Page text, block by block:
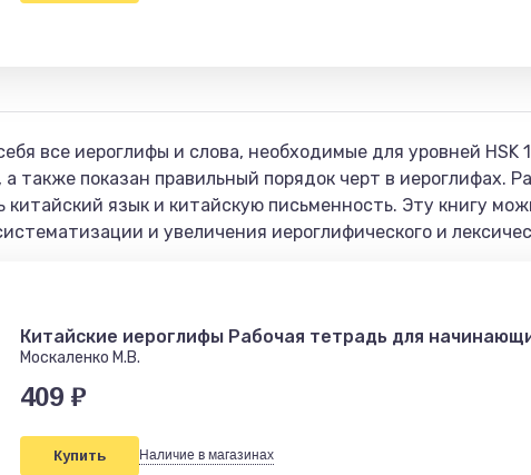
все иероглифы и слова, необходимые для уровней HSK
также показан правильный порядок черт в иероглифах.
китайский язык и китайскую письменность. Эту книгу
и увеличения иероглифического и
Китайские иероглифы Рабочая тетрадь для
Москаленко М.В.
409 ₽
Купить Наличие в магазинах